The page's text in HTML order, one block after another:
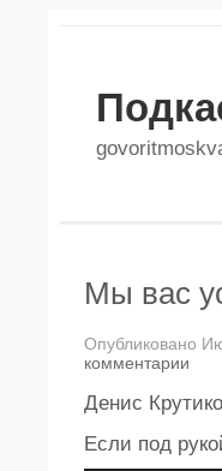
Мы вас
Опубликовано
комментарии
Денис
Если под